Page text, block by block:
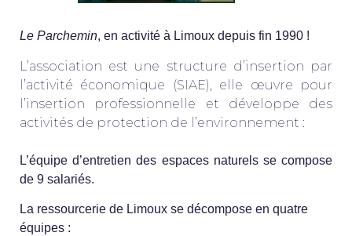
Le Parchemin, en activité à Limoux depuis fin 1990 !
L’association est une structure d’insertion par
l’activité économique (SIAE), elle œuvre pour
l’insertion professionnelle et développe des
activités de protection de l’environnement :
L’équipe d’entretien des espaces naturels se compose
de 9 salariés.
La ressourcerie de Limoux se décompose en quatre
équipes :